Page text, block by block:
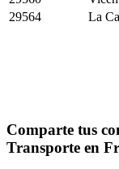
29564
La
Comparte tus
Transporte en